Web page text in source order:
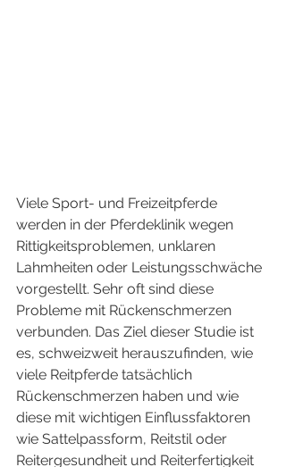
Viele Sport- und Freizeitpferde
werden in der Pferdeklinik wegen
Rittigkeitsproblemen, unklaren
Lahmheiten oder Leistungsschwäche
vorgestellt. Sehr oft sind diese
Probleme mit Rückenschmerzen
verbunden. Das Ziel dieser Studie ist
es, schweizweit herauszufinden, wie
viele Reitpferde tatsächlich
Rückenschmerzen haben und wie
diese mit wichtigen Einflussfaktoren
wie Sattelpassform, Reitstil oder
Reitergesundheit und Reiterfertigkeit